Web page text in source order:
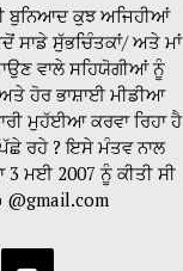
ਬੁਨਿਆਦ ਕੁਝ ਅਜਿਹੀਆਂ
ਸਾਡੇ ਸੁੱਭਚਿੰਤਕਾਂ/ ਅਤੇ ਮਾਂ
ਵਾਲੇ ਸਹਿਯੋਗੀਆਂ ਨੂੰ
ਹੋਰ ਭਾਸ਼ਾਈ ਮੀਡੀਆ
ਮੁਹੱਈਆ ਕਰਵਾ ਰਿਹਾ ਹੈ
ਰਹੇ ? ਇਸੇ ਮੰਤਵ ਨਾਲ
ਮਈ 2007 ਨੂੰ ਕੀਤੀ ਸੀ
@gmail.com